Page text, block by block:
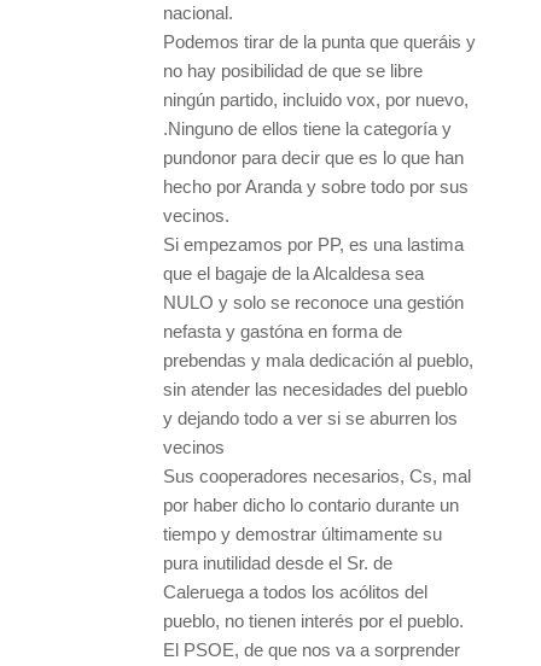
nacional.
Podemos tirar de la punta que queráis y
no hay posibilidad de que se libre
ningún partido, incluido vox, por nuevo,
.Ninguno de ellos tiene la categoría y
pundonor para decir que es lo que han
hecho por Aranda y sobre todo por sus
vecinos.
Si empezamos por PP, es una lastima
que el bagaje de la Alcaldesa sea
NULO y solo se reconoce una gestión
nefasta y gastóna en forma de
prebendas y mala dedicación al pueblo,
sin atender las necesidades del pueblo
y dejando todo a ver si se aburren los
vecinos
Sus cooperadores necesarios, Cs, mal
por haber dicho lo contario durante un
tiempo y demostrar últimamente su
pura inutilidad desde el Sr. de
Caleruega a todos los acólitos del
pueblo, no tienen interés por el pueblo.
El PSOE, de que nos va a sorprender